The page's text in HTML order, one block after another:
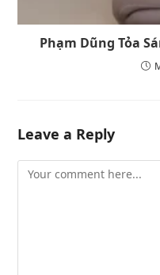
Phạm Dũng Tỏa
Leave a Reply